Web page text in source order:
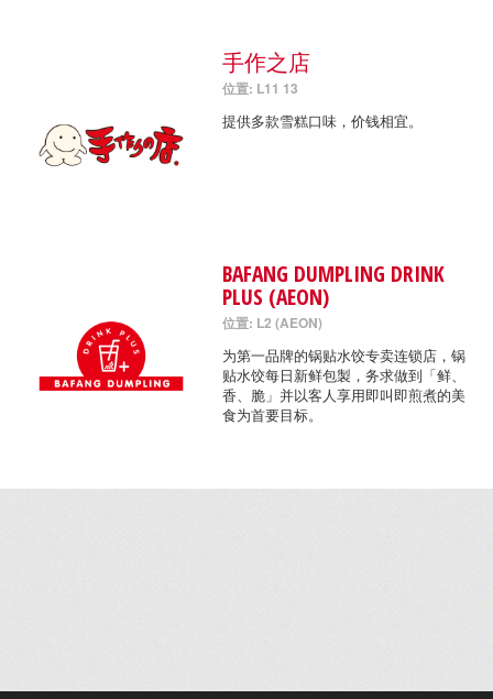
手作之店
位置: L11 13
提供多款雪糕口味，价钱相宜。
BAFANG DUMPLING DRINK
PLUS (AEON)
位置: L2 (AEON)
为第一品牌的锅贴水饺专卖连锁店，锅
贴水饺每日新鲜包製，务求做到「鲜、
香、脆」并以客人享用即叫即煎煮的美
食为首要目标。